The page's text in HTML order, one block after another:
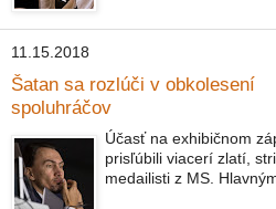
11.15.2018
Šatan sa rozlúči v obkolesení
spoluhráčov
Účasť na exhibičnom
prisľúbili viacerí zlatí,
medailisti z MS.